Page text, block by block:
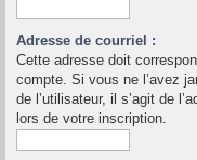
Adresse de courriel :
Cette adresse doit
compte. Si vous ne l’avez
de l’utilisateur, il s’agit de
lors de votre inscription.